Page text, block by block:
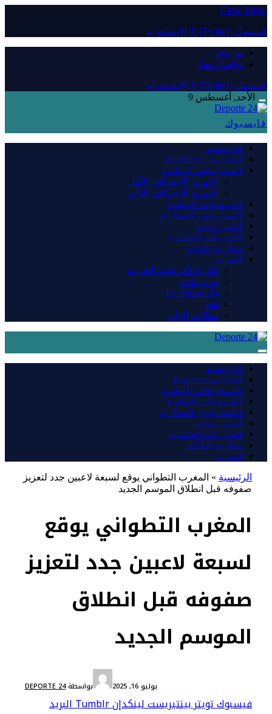
Close Menu
فيسبوك X (Twitter) الانستغرام
من نحن
تواصل معنا
فيسبوك X (Twitter) الانستغرام
الأحد, أغسطس 9
فايسبوك
الرئيسية
افتتاحية DEPORTE
المسابقات الوطنية
الدوري الاحترافي الأول
الدوري الاحترافي الثاني
المنتخبات الوطنية
المحترفون المغاربة
أخبار دولية
الدوريات العالمية
مغاربة العالم
المزيد
الكرة الأفريقية والعربية
بورتريهات
Tv Deporte24
هام
مقالات الرأي
الرئيسية
افتتاحية deporte
المسابقات الوطنية
المنتخبات الوطنية
المحترفون المغاربة
أخبار دولية
الدوريات العالمية
مغاربة العالم
المزيد
الرئيسية » المغرب التطواني يوقع لسبعة لاعبين جدد لتعزيز
صفوفه قبل انطلاق الموسم الجديد
المغرب التطواني يوقع
لسبعة لاعبين جدد لتعزيز
صفوفه قبل انطلاق
الموسم الجديد
يوليو 16, 2025 بواسطة DEPORTE 24
فيسبوكتويتربينتيريستلينكدإنTumblrالبريد